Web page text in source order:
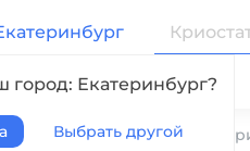
город: Екатеринбург?
Выбрать другой
Сервис Видео
Комплект: